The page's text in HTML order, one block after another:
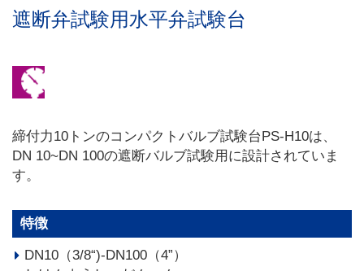
遮断弁試験用水平弁試験台
締付力10トンのコンパクトバルブ試験台PS-H10は、
DN 10~DN 100の遮断バルブ試験用に設計されていま
す。
特徴
DN10（3/8“)-DN100（4”）